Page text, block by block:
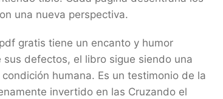
una nueva perspectiva.
gratis tiene un encanto y humor
defectos, el libro sigue siendo una
humana. Es un testimonio de la
invertido en las Cruzando el